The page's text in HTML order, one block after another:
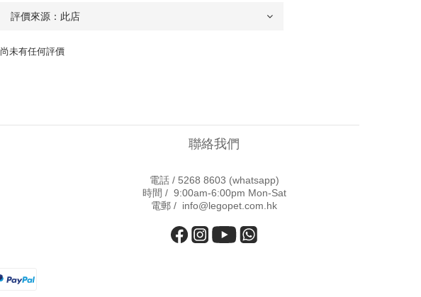
尚未有任何評價
聯絡我們
電話 / 5268 8603 (whatsapp)
時間 / 9:00am-6:00pm Mon-Sat
電郵 / info@legopet.com.hk